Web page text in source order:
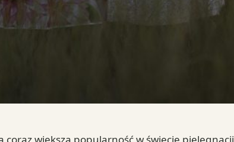
coraz większą popularność w świecie pielęgnacji